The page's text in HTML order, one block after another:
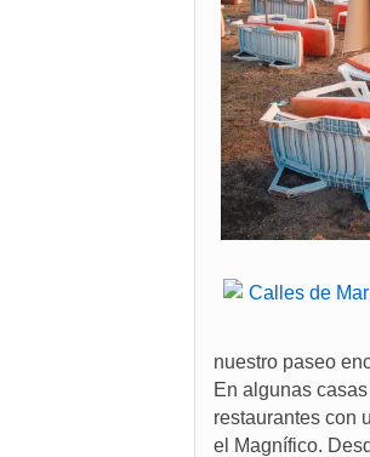
nuestro paseo
En algunas
restaurantes con
el Magnífico.